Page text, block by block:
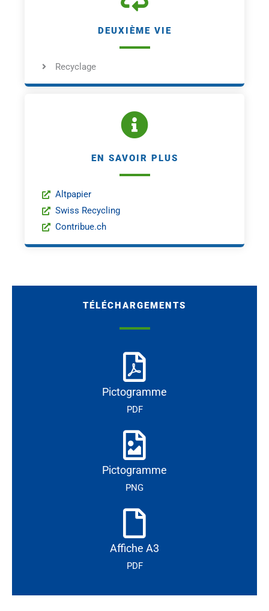
DEUXIÈME VIE
Recyclage
EN SAVOIR PLUS
Altpapier
Swiss Recycling
Contribue.ch
TÉLÉCHARGEMENTS
Pictogramme
PDF
Pictogramme
PNG
Affiche A3
PDF